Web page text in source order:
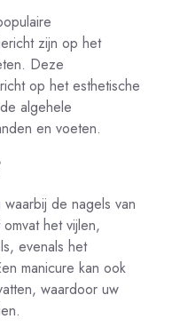
zijn op het
Deze
op het esthetische
algehele
en voeten.
de nagels van
het vijlen,
evenals het
manicure kan ook
waardoor uw